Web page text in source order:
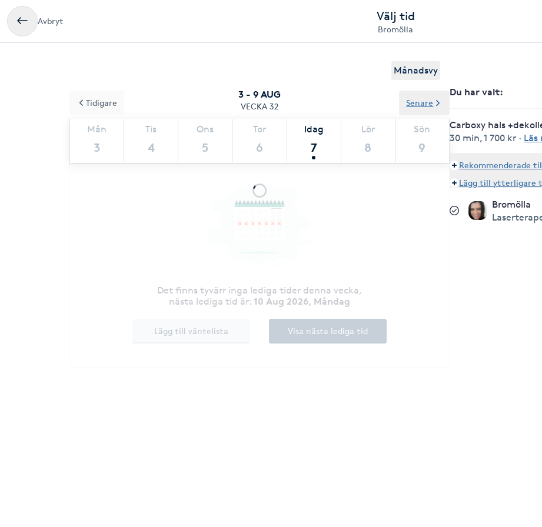
Avbryt Välj tid
Bromölla
Månadsvy
3 - 9 AUG
VECKA 32
Mån
3
Tis
4
Ons
5
Tor
6
Idag
7
Lör
8
Sön
9
Tidigare Senare
Det finns tyvärr inga lediga tider denna vecka,
nästa lediga tid är: 10 Aug 2026, Måndag
Lägg till väntelista Visa nästa lediga tid
Du har valt:
Carboxy hals
30 min,1 700 kr · Läs
Rekommenderade
Lägg till ytterligare
Bromölla